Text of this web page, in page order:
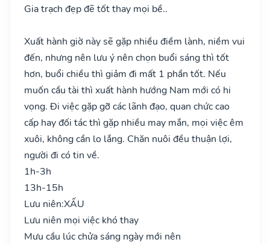
Gia trạch đẹp đẽ tốt thay mọi bề..
Xuất hành giờ này sẽ gặp nhiều điềm lành, niềm vui
đến, nhưng nên lưu ý nên chọn buổi sáng thì tốt
hơn, buổi chiều thì giảm đi mất 1 phần tốt. Nếu
muốn cầu tài thì xuất hành hướng Nam mới có hi
vọng. Đi việc gặp gỡ các lãnh đạo, quan chức cao
cấp hay đối tác thì gặp nhiều may mắn, mọi việc êm
xuôi, không cần lo lắng. Chăn nuôi đều thuận lợi,
người đi có tin về.
1h-3h
13h-15h
Lưu niên:XẤU
Lưu niên mọi việc khó thay
Mưu cầu lúc chửa sáng ngày mới nên